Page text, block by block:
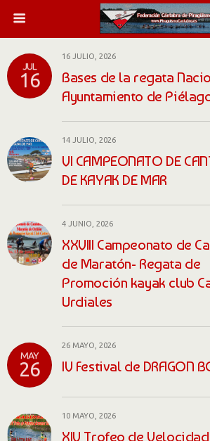
JUL
16
16 JULIO, 2026
Bases de la regata
Ayuntamiento de
14 JULIO, 2026
VI CAMPEONATO DE
DE KAYAK DE MAR
4 JUNIO, 2026
XXVIII Campeonato de
de Maratón- Regata de
Promoción kayak club
Urdiales
MAY
26
26 MAYO, 2026
IV Festival de DRAGON
10 MAYO, 2026
XIV Trofeo de Velocidad